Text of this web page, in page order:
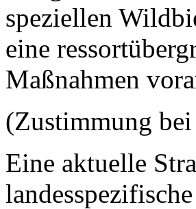
speziellen
eine
Maßnahmen
(Zustimmung
Eine aktuelle